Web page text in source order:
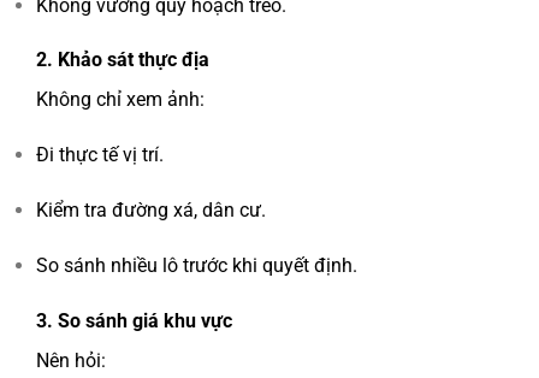
Không vướng quy hoạch treo.
2. Khảo sát thực địa
Không chỉ xem ảnh:
Đi thực tế vị trí.
Kiểm tra đường xá, dân cư.
So sánh nhiều lô trước khi quyết định.
3. So sánh giá khu vực
Nên hỏi: